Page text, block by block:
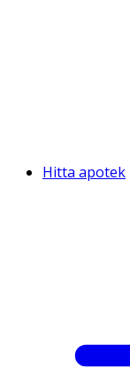
Hitta apotek